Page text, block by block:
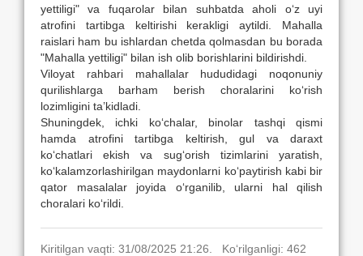
yettiligi" va fuqarolar bilan suhbatda aholi o‘z uyi
atrofini tartibga keltirishi kerakligi aytildi. Mahalla
raislari ham bu ishlardan chetda qolmasdan bu borada
"Mahalla yettiligi" bilan ish olib borishlarini bildirishdi.
Viloyat rahbari mahallalar hududidagi noqonuniy
qurilishlarga barham berish choralarini ko‘rish
lozimligini ta’kidladi.
Shuningdek, ichki ko‘chalar, binolar tashqi qismi
hamda atrofini tartibga keltirish, gul va daraxt
ko‘chatlari ekish va sug‘orish tizimlarini yaratish,
ko‘kalamzorlashirilgan maydonlarni ko‘paytirish kabi bir
qator masalalar joyida o‘rganilib, ularni hal qilish
choralari ko‘rildi.
Kiritilgan vaqti: 31/08/2025 21:26. Ko‘rilganligi: 462